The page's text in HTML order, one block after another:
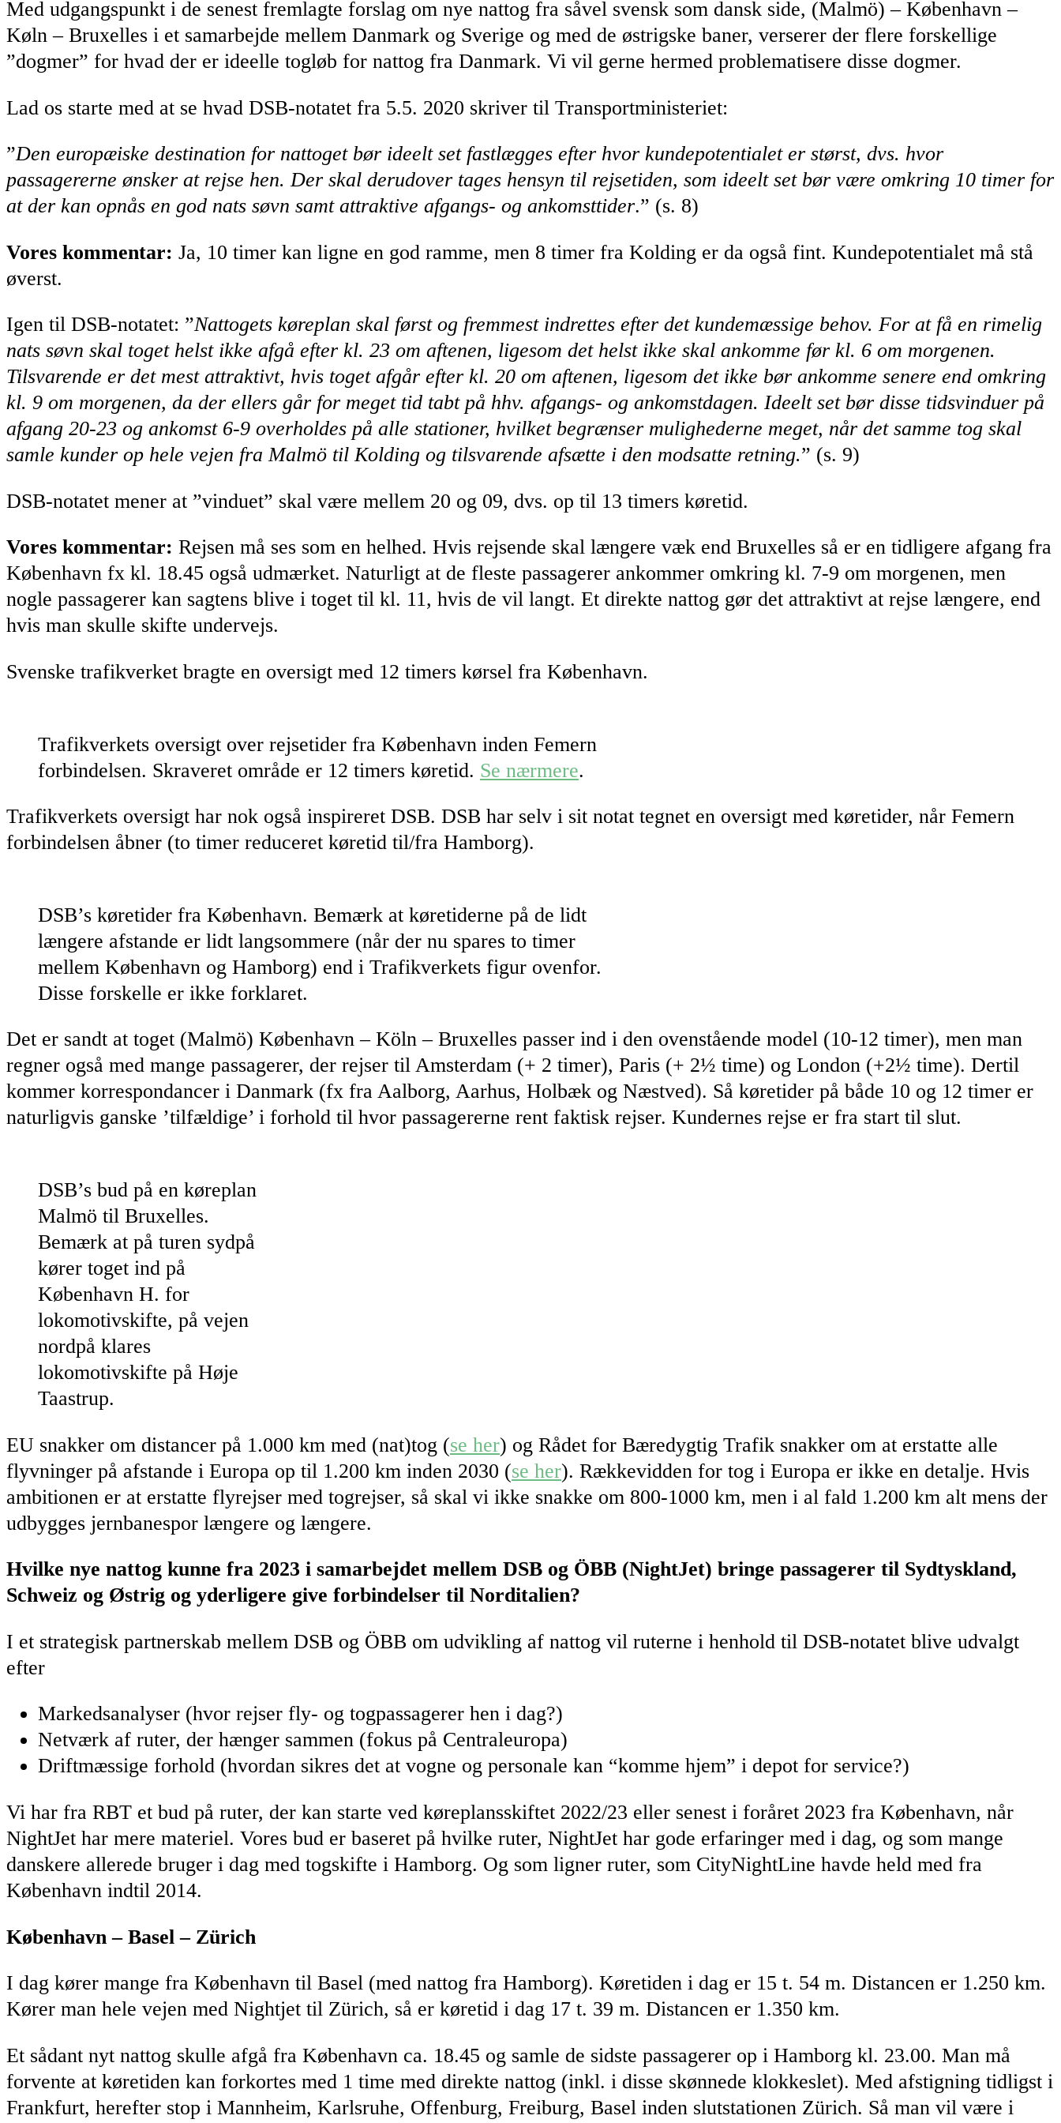
Med udgangspunkt i de senest fremlagte forslag om nye nattog fra såvel svensk som dansk side, (Malmö) – København –
Køln – Bruxelles i et samarbejde mellem Danmark og Sverige og med de østrigske baner, verserer der flere forskellige
”dogmer” for hvad der er ideelle togløb for nattog fra Danmark. Vi vil gerne hermed problematisere disse dogmer.
Lad os starte med at se hvad DSB-notatet fra 5.5. 2020 skriver til Transportministeriet:
”Den europæiske destination for nattoget bør ideelt set fastlægges efter hvor kundepotentialet er størst, dvs. hvor
passagererne ønsker at rejse hen. Der skal derudover tages hensyn til rejsetiden, som ideelt set bør være omkring 10 timer for
at der kan opnås en god nats søvn samt attraktive afgangs- og ankomsttider.” (s. 8)
Vores kommentar: Ja, 10 timer kan ligne en god ramme, men 8 timer fra Kolding er da også fint. Kundepotentialet må stå
øverst.
Igen til DSB-notatet: ”Nattogets køreplan skal først og fremmest indrettes efter det kundemæssige behov. For at få en rimelig
nats søvn skal toget helst ikke afgå efter kl. 23 om aftenen, ligesom det helst ikke skal ankomme før kl. 6 om morgenen.
Tilsvarende er det mest attraktivt, hvis toget afgår efter kl. 20 om aftenen, ligesom det ikke bør ankomme senere end omkring
kl. 9 om morgenen, da der ellers går for meget tid tabt på hhv. afgangs- og ankomstdagen. Ideelt set bør disse tidsvinduer på
afgang 20-23 og ankomst 6-9 overholdes på alle stationer, hvilket begrænser mulighederne meget, når det samme tog skal
samle kunder op hele vejen fra Malmö til Kolding og tilsvarende afsætte i den modsatte retning.” (s. 9)
DSB-notatet mener at ”vinduet” skal være mellem 20 og 09, dvs. op til 13 timers køretid.
Vores kommentar: Rejsen må ses som en helhed. Hvis rejsende skal længere væk end Bruxelles så er en tidligere afgang fra
København fx kl. 18.45 også udmærket. Naturligt at de fleste passagerer ankommer omkring kl. 7-9 om morgenen, men
nogle passagerer kan sagtens blive i toget til kl. 11, hvis de vil langt. Et direkte nattog gør det attraktivt at rejse længere, end
hvis man skulle skifte undervejs.
Svenske trafikverket bragte en oversigt med 12 timers kørsel fra København.
Trafikverkets oversigt over rejsetider fra København inden Femern
forbindelsen. Skraveret område er 12 timers køretid. Se nærmere.
Trafikverkets oversigt har nok også inspireret DSB. DSB har selv i sit notat tegnet en oversigt med køretider, når Femern
forbindelsen åbner (to timer reduceret køretid til/fra Hamborg).
DSB’s køretider fra København. Bemærk at køretiderne på de lidt
længere afstande er lidt langsommere (når der nu spares to timer
mellem København og Hamborg) end i Trafikverkets figur ovenfor.
Disse forskelle er ikke forklaret.
Det er sandt at toget (Malmö) København – Köln – Bruxelles passer ind i den ovenstående model (10-12 timer), men man
regner også med mange passagerer, der rejser til Amsterdam (+ 2 timer), Paris (+ 2½ time) og London (+2½ time). Dertil
kommer korrespondancer i Danmark (fx fra Aalborg, Aarhus, Holbæk og Næstved). Så køretider på både 10 og 12 timer er
naturligvis ganske ’tilfældige’ i forhold til hvor passagererne rent faktisk rejser. Kundernes rejse er fra start til slut.
DSB’s bud på en køreplan
Malmö til Bruxelles.
Bemærk at på turen sydpå
kører toget ind på
København H. for
lokomotivskifte, på vejen
nordpå klares
lokomotivskifte på Høje
Taastrup.
EU snakker om distancer på 1.000 km med (nat)tog (se her) og Rådet for Bæredygtig Trafik snakker om at erstatte alle
flyvninger på afstande i Europa op til 1.200 km inden 2030 (se her). Rækkevidden for tog i Europa er ikke en detalje. Hvis
ambitionen er at erstatte flyrejser med togrejser, så skal vi ikke snakke om 800-1000 km, men i al fald 1.200 km alt mens der
udbygges jernbanespor længere og længere.
Hvilke nye nattog kunne fra 2023 i samarbejdet mellem DSB og ÖBB (NightJet) bringe passagerer til Sydtyskland,
Schweiz og Østrig og yderligere give forbindelser til Norditalien?
I et strategisk partnerskab mellem DSB og ÖBB om udvikling af nattog vil ruterne i henhold til DSB-notatet blive udvalgt
efter
Markedsanalyser (hvor rejser fly- og togpassagerer hen i dag?)
Netværk af ruter, der hænger sammen (fokus på Centraleuropa)
Driftmæssige forhold (hvordan sikres det at vogne og personale kan “komme hjem” i depot for service?)
Vi har fra RBT et bud på ruter, der kan starte ved køreplansskiftet 2022/23 eller senest i foråret 2023 fra København, når
NightJet har mere materiel. Vores bud er baseret på hvilke ruter, NightJet har gode erfaringer med i dag, og som mange
danskere allerede bruger i dag med togskifte i Hamborg. Og som ligner ruter, som CityNightLine havde held med fra
København indtil 2014.
København – Basel – Zürich
I dag kører mange fra København til Basel (med nattog fra Hamborg). Køretiden i dag er 15 t. 54 m. Distancen er 1.250 km.
Kører man hele vejen med Nightjet til Zürich, så er køretid i dag 17 t. 39 m. Distancen er 1.350 km.
Et sådant nyt nattog skulle afgå fra København ca. 18.45 og samle de sidste passagerer op i Hamborg kl. 23.00. Man må
forvente at køretiden kan forkortes med 1 time med direkte nattog (inkl. i disse skønnede klokkeslet). Med afstigning tidligst i
Frankfurt, herefter stop i Mannheim, Karlsruhe, Offenburg, Freiburg, Basel inden slutstationen Zürich. Så man vil være i